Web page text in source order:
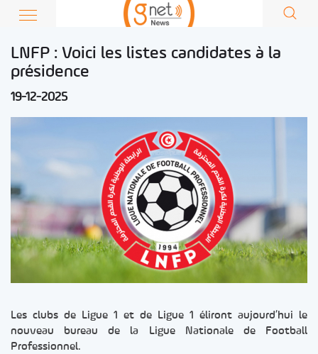
LNFP : Voici les listes candidates à la
présidence
19-12-2025
Les clubs de Ligue 1 et de Ligue 1 éliront aujourd’hui le
nouveau bureau de la Ligue Nationale de Football
Professionnel.